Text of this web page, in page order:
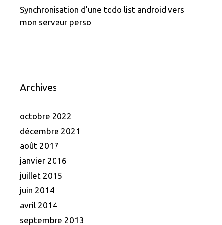
Synchronisation d’une todo list android vers
mon serveur perso
Archives
octobre 2022
décembre 2021
août 2017
janvier 2016
juillet 2015
juin 2014
avril 2014
septembre 2013